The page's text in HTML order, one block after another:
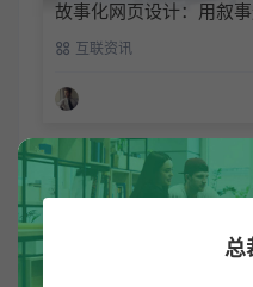
故事化网页设计：用叙
互联资讯
总